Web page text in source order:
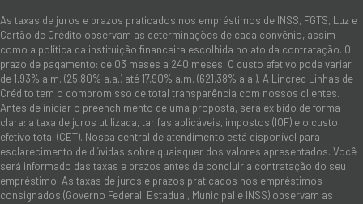
As taxas de juros e prazos praticados nos empréstimos de INSS, FGTS, Luz e
Cartão de Crédito observam as determinações de cada convênio, assim
como a política da instituição financeira escolhida no ato da contratação. O
prazo de pagamento: de 03 meses a 240 meses. O custo efetivo pode variar
de 1,93% a.m. (25,80% a.a.) até 17,90% a.m. (621,38% a.a.). A Lincred Linhas de
Crédito tem o compromisso de total transparência com nossos clientes.
Antes de iniciar o preenchimento de uma proposta, será exibido de forma
clara: a taxa de juros utilizada, tarifas aplicáveis, impostos (IOF) e o custo
efetivo total (CET). Nossa central de atendimento está disponível para
esclarecimento de dúvidas sobre quaisquer dos valores apresentados. Você
será informado das taxas e prazos antes de concluir a contratação do seu
empréstimo. As taxas de juros e prazos praticados nos empréstimos
consignados (Governo Federal, Estadual, Municipal e INSS) observam as